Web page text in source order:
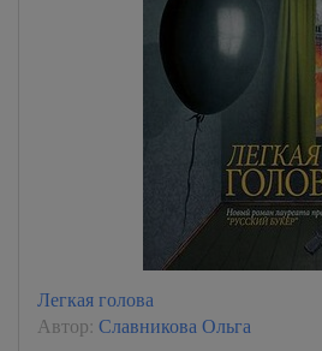
Легкая голова
Автор: Славникова Ольга